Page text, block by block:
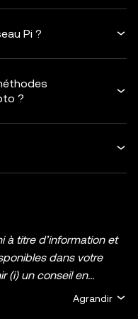
Pi ?
?
à titre d’information et
dans votre
(i) un conseil en
Agrandir